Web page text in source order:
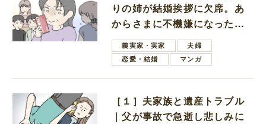
りの姉が結婚挨拶に欠席。あ
からさまに不機嫌になった義
母義実家・実家
夫婦
恋愛・結婚
マンガ
［１］夫家族と遺産トラブル
｜父が事故で急逝し悲しみに